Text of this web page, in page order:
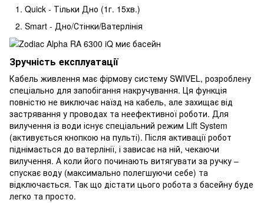
Quick - Тільки Дно (1г. 15хв.)
Smart - Дно/Стінки/Ватерлінія
Зручність експлуатації
Кабель живлення має фірмову систему SWIVEL, розроблену
спеціально для запобігання накручування. Ця функція
повністю не виключає наїзд на кабель, але захищає від
застрявання у проводах та неефективної роботи. Для
вилучення із води існує спеціальний режим Lift System
(активується кнопкою на пульті). Після активації робот
піднімається до ватерлінії, і зависає на ній, чекаючи
вилучення. А коли його починають витягувати за ручку –
спускає воду (максимально полегшуючи себе) та
відключається. Так що дістати цього робота з басейну буде
легко та просто.